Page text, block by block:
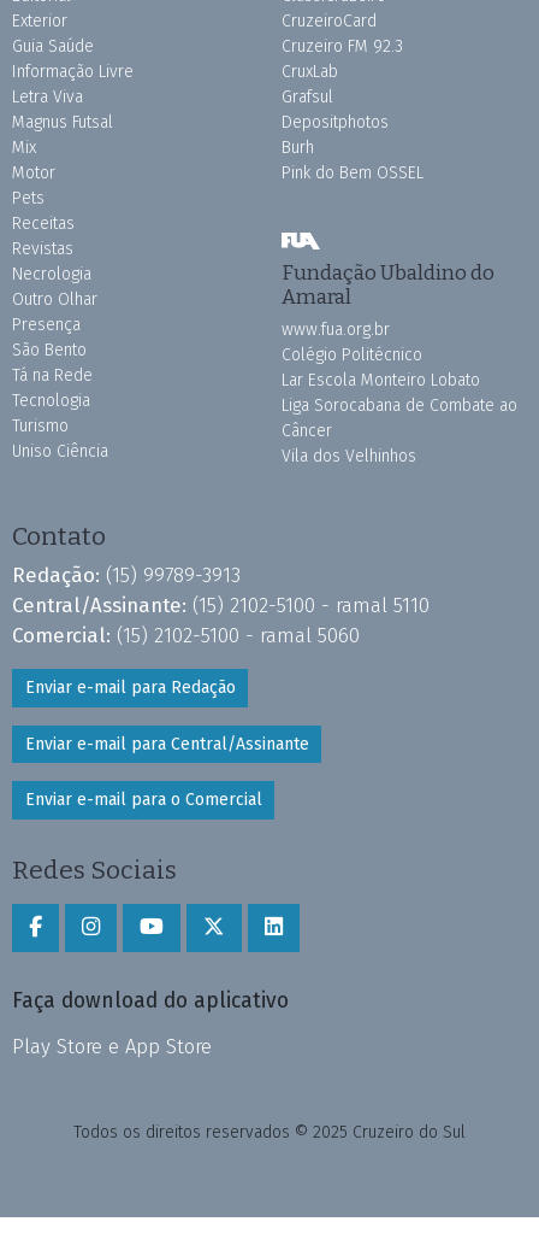
Exterior
Guia Saúde
Informação Livre
Letra Viva
Magnus Futsal
Mix
Motor
Pets
Receitas
Revistas
Necrologia
Outro Olhar
Presença
São Bento
Tá na Rede
Tecnologia
Turismo
Uniso Ciência
CruzeiroCard
Cruzeiro FM 92.3
CruxLab
Grafsul
Depositphotos
Burh
Pink do Bem OSSEL
Fundação Ubaldino do
Amaral
www.fua.org.br
Colégio Politécnico
Lar Escola Monteiro Lobato
Liga Sorocabana de Combate ao
Câncer
Vila dos Velhinhos
Contato
Redação: (15) 99789-3913
Central/Assinante: (15) 2102-5100 - ramal 5110
Comercial: (15) 2102-5100 - ramal 5060
Enviar e-mail para Redação
Enviar e-mail para Central/Assinante
Enviar e-mail para o Comercial
Redes Sociais
Faça download do aplicativo
Play Store e App Store
Todos os direitos reservados © 2025 Cruzeiro do Sul